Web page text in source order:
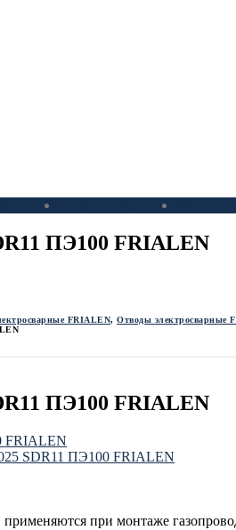
ПЭ100 FRIALEN
FRIALEN, Отводы электросварные
ПЭ100 FRIALEN
FRIALEN
SDR11 ПЭ100 FRIALEN
при монтаже